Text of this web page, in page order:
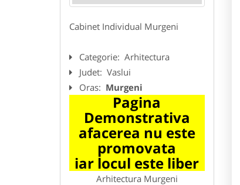
Cabinet Individual Murgeni
Categorie: Arhitectura
Judet: Vaslui
Oras: Murgeni
Pagina
Demonstrativa
afacerea nu este
promovata
iar locul este liber
Arhitectura Murgeni